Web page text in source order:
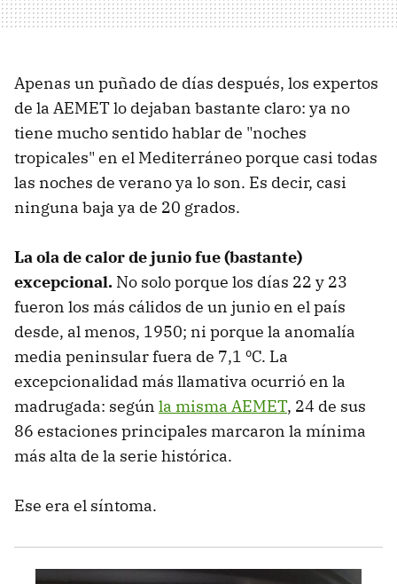
Apenas un puñado de días después, los expertos
de la AEMET lo dejaban bastante claro: ya no
tiene mucho sentido hablar de "noches
tropicales" en el Mediterráneo porque casi todas
las noches de verano ya lo son. Es decir, casi
ninguna baja ya de 20 grados.
La ola de calor de junio fue (bastante)
excepcional. No solo porque los días 22 y 23
fueron los más cálidos de un junio en el país
desde, al menos, 1950; ni porque la anomalía
media peninsular fuera de 7,1 ºC. La
excepcionalidad más llamativa ocurrió en la
madrugada: según la misma AEMET, 24 de sus
86 estaciones principales marcaron la mínima
más alta de la serie histórica.
Ese era el síntoma.